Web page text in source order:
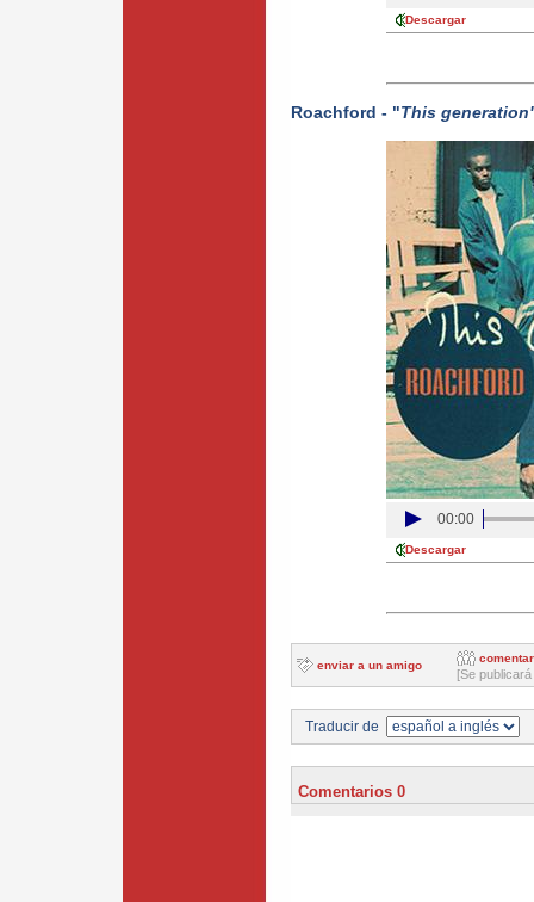
Descargar
Roachford - "This
00:00
Descargar
enviar a un amigo
comentar
[Se
Traducir de
Comentarios 0